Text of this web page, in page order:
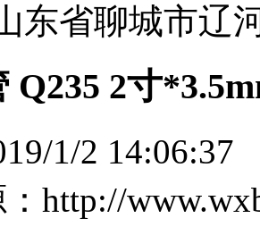
东省聊城市辽
Q235 2寸
1/2
http://